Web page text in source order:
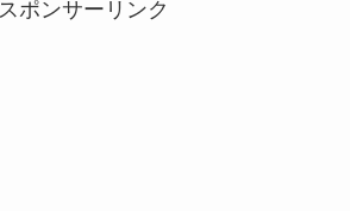
スポンサーリンク